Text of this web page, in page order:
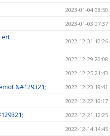
2023-01-04 08:50
2023-01-03 07:37
ert
2022-12-31 10:26
2022-12-29 20:08
2022-12-25 21:43
&#129321; 2022-12-23 19:41
2022-12-22 10:17
2022-12-21 12:25
2022-12-14 14:45